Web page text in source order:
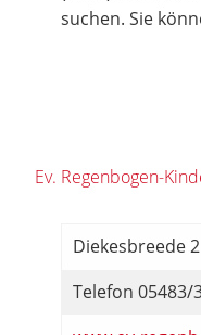
suchen. Sie
Ev. Regenbogen-
Diekesbreede 2
Telefon 05483/